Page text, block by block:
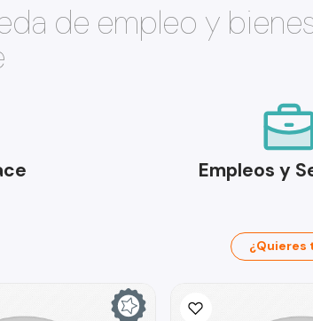
de empleo y
Empleos y
¿Quieres